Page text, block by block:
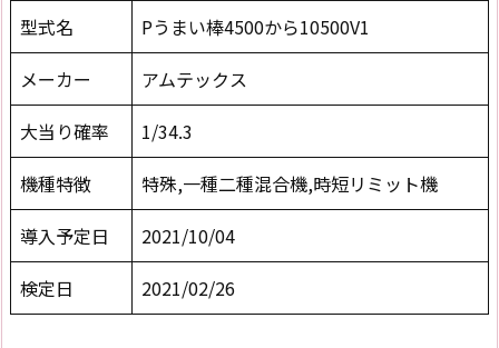
型式名
Pうまい棒4500から10500V1
メーカー
アムテックス
大当り確率
1/34.3
機種特徴
特殊,一種二種混合機,時短リミット機
導入予定日
2021/10/04
検定日
2021/02/26